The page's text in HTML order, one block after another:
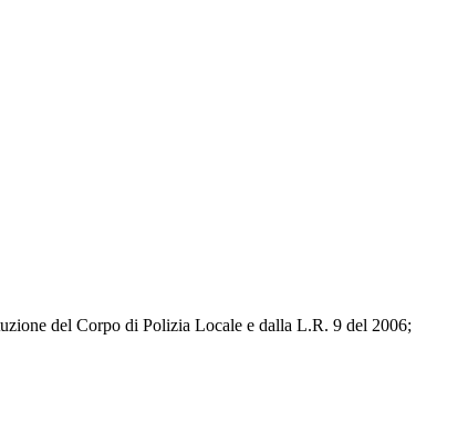
del Corpo di Polizia Locale e dalla L.R. 9 del 2006;